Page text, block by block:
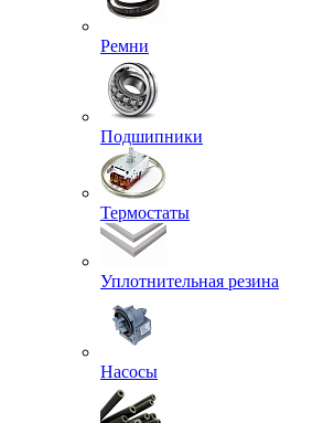
Ремни
Подшипники
Термостаты
Уплотнительная резина
Насосы